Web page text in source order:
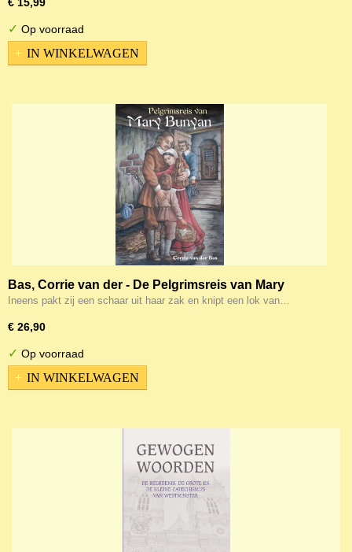
✓ Op voorraad
IN WINKELWAGEN
Bas, Corrie van der - De Pelgrimsreis van Mary
Bunyan
Ineens pakt zij een schaar uit haar zak en knipt een lok van…
€ 26,90
✓ Op voorraad
IN WINKELWAGEN